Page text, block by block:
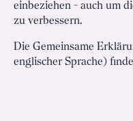
einbeziehen - auch um
zu verbessern.
Die Gemeinsame
englischer Sprache)